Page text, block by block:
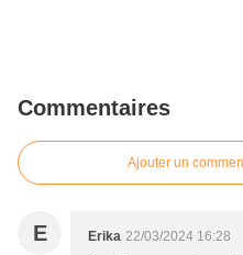
Commentaires
Ajouter un
E Erika 22/03/2024 16:28